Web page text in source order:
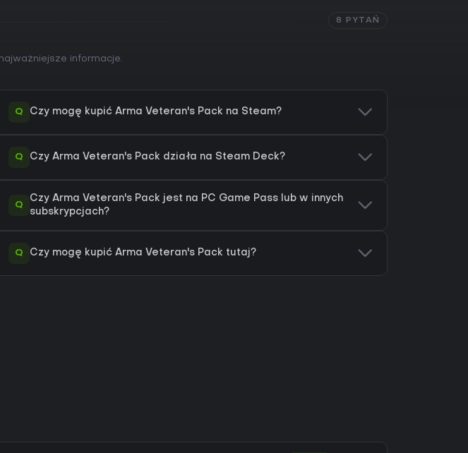
8 PYTAŃ
informacje.
Q Czy mogę kupić Arma Veteran's Pack na Steam?
Q Czy Arma Veteran's Pack działa na Steam Deck?
Q
Czy Arma Veteran's Pack jest na PC Game Pass lub w innych
subskrypcjach?
Q Czy mogę kupić Arma Veteran's Pack tutaj?